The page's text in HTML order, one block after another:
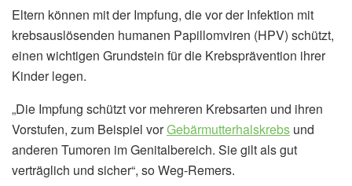
Eltern können mit der Impfung, die vor der Infektion mit
krebsauslösenden humanen Papillomviren (HPV) schützt,
einen wichtigen Grundstein für die Krebsprävention ihrer
Kinder legen.
„Die Impfung schützt vor mehreren Krebsarten und ihren
Vorstufen, zum Beispiel vorGebärmutterhalskrebs und
anderen Tumoren im Genitalbereich. Sie gilt als gut
verträglich und sicher“, so Weg-Remers.